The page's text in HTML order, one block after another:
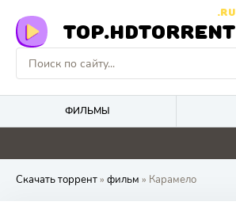
TOP.HDTORRENT
.RU
ФИЛЬМЫ
4.6 9 0
Скачать торрент» фильм » Карамело